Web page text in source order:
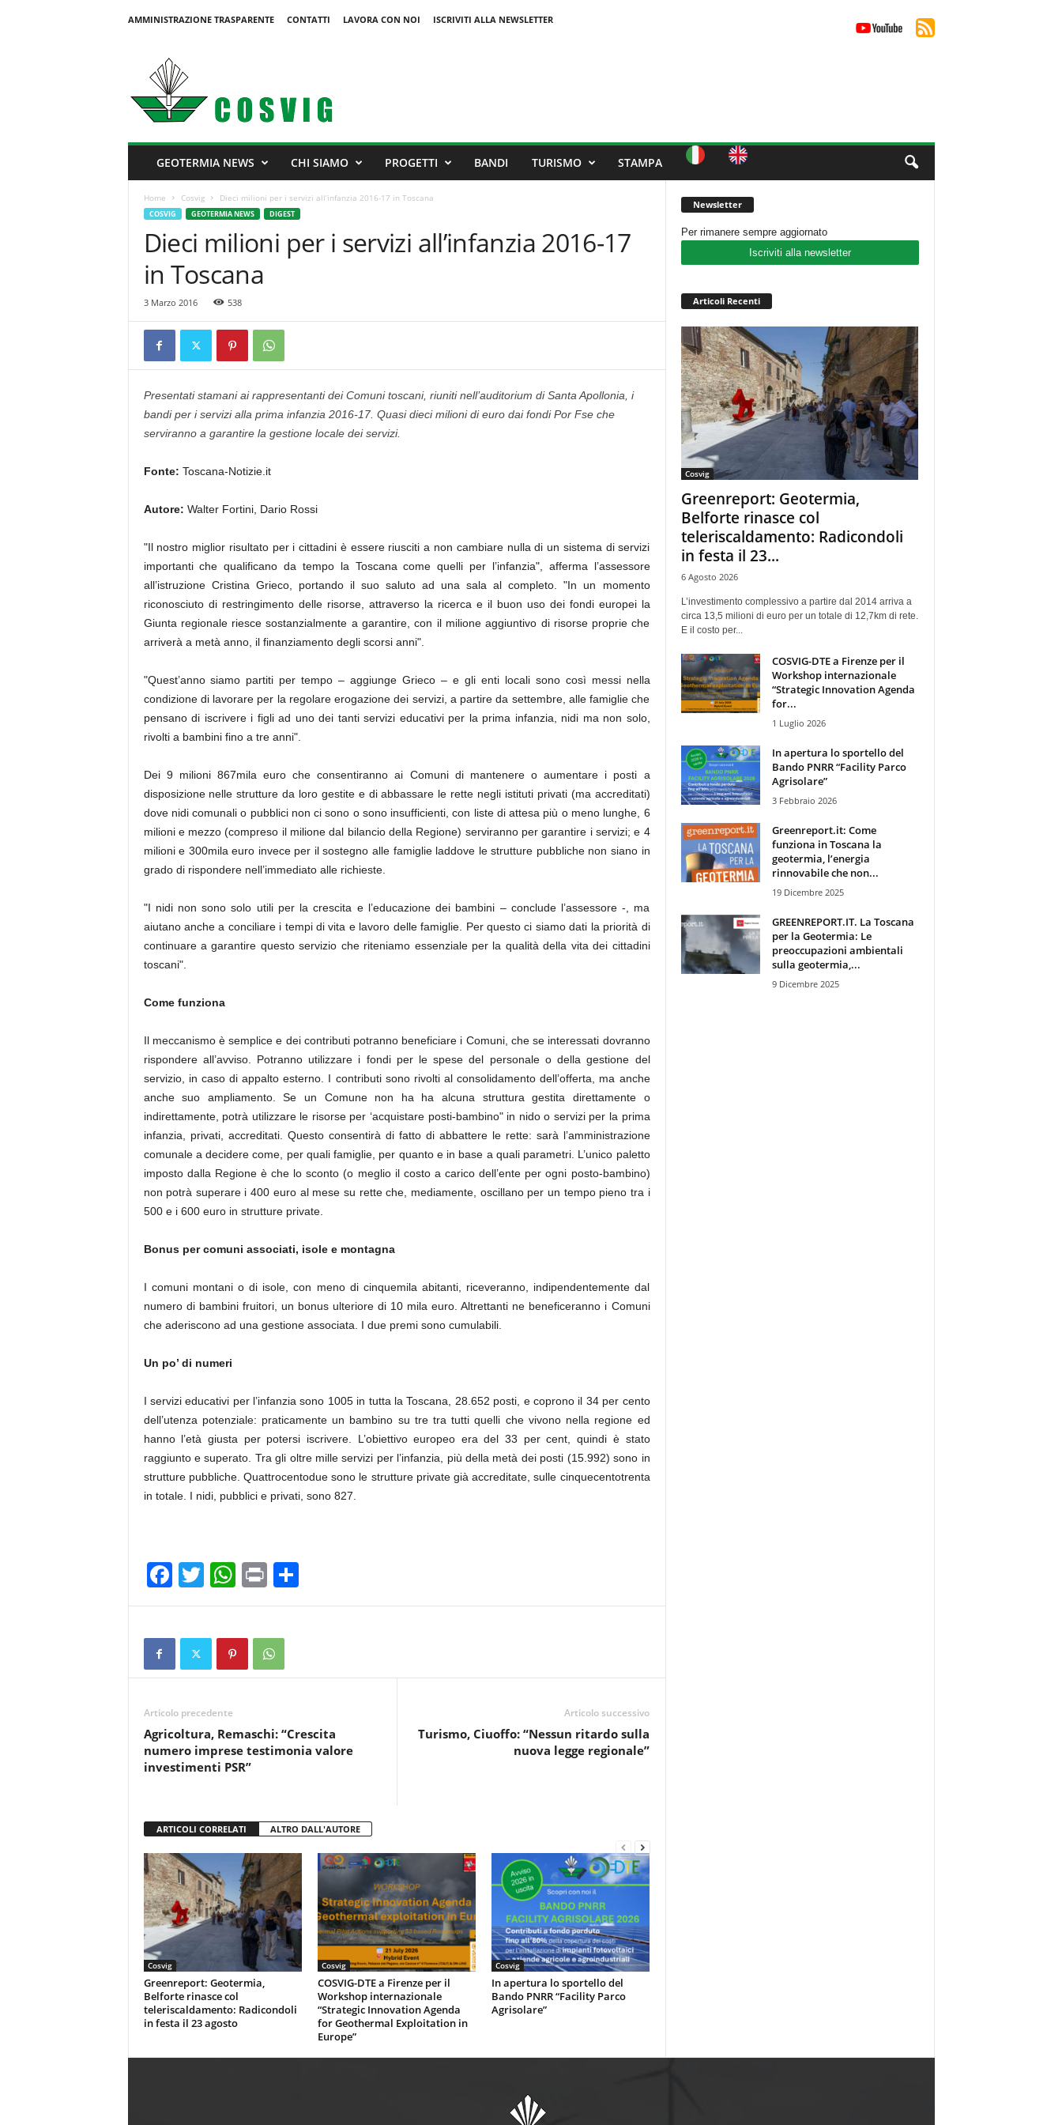
AMMINISTRAZIONE TRASPARENTE CONTATTI LAVORA CON NOI ISCRIVITI ALLA NEWSLETTER
GEOTERMIA NEWS CHI SIAMO PROGETTI BANDI TURISMO STAMPA
Home Cosvig Dieci milioni per i servizi all’infanzia 2016-17 in Toscana
COSVIG GEOTERMIA NEWS DIGEST
Dieci milioni per i servizi all’infanzia 2016-17
in Toscana
3 Marzo 2016 538
Presentati stamani ai rappresentanti dei Comuni toscani, riuniti nell’auditorium di Santa Apollonia, i
bandi per i servizi alla prima infanzia 2016-17. Quasi dieci milioni di euro dai fondi Por Fse che
serviranno a garantire la gestione locale dei servizi.
Fonte: Toscana-Notizie.it
Autore: Walter Fortini, Dario Rossi
"Il nostro miglior risultato per i cittadini è essere riusciti a non cambiare nulla di un sistema di servizi
importanti che qualificano da tempo la Toscana come quelli per l’infanzia", afferma l’assessore
all’istruzione Cristina Grieco, portando il suo saluto ad una sala al completo. "In un momento
riconosciuto di restringimento delle risorse, attraverso la ricerca e il buon uso dei fondi europei la
Giunta regionale riesce sostanzialmente a garantire, con il milione aggiuntivo di risorse proprie che
arriverà a metà anno, il finanziamento degli scorsi anni".
"Quest’anno siamo partiti per tempo – aggiunge Grieco – e gli enti locali sono così messi nella
condizione di lavorare per la regolare erogazione dei servizi, a partire da settembre, alle famiglie che
pensano di iscrivere i figli ad uno dei tanti servizi educativi per la prima infanzia, nidi ma non solo,
rivolti a bambini fino a tre anni".
Dei 9 milioni 867mila euro che consentiranno ai Comuni di mantenere o aumentare i posti a
disposizione nelle strutture da loro gestite e di abbassare le rette negli istituti privati (ma accreditati)
dove nidi comunali o pubblici non ci sono o sono insufficienti, con liste di attesa più o meno lunghe, 6
milioni e mezzo (compreso il milione dal bilancio della Regione) serviranno per garantire i servizi; e 4
milioni e 300mila euro invece per il sostegno alle famiglie laddove le strutture pubbliche non siano in
grado di rispondere nell’immediato alle richieste.
"I nidi non sono solo utili per la crescita e l’educazione dei bambini – conclude l’assessore -, ma
aiutano anche a conciliare i tempi di vita e lavoro delle famiglie. Per questo ci siamo dati la priorità di
continuare a garantire questo servizio che riteniamo essenziale per la qualità della vita dei cittadini
toscani".
Come funziona
Il meccanismo è semplice e dei contributi potranno beneficiare i Comuni, che se interessati dovranno
rispondere all’avviso. Potranno utilizzare i fondi per le spese del personale o della gestione del
servizio, in caso di appalto esterno. I contributi sono rivolti al consolidamento dell’offerta, ma anche
anche suo ampliamento. Se un Comune non ha ha alcuna struttura gestita direttamente o
indirettamente, potrà utilizzare le risorse per ‘acquistare posti-bambino" in nido o servizi per la prima
infanzia, privati, accreditati. Questo consentirà di fatto di abbattere le rette: sarà l’amministrazione
comunale a decidere come, per quali famiglie, per quanto e in base a quali parametri. L’unico paletto
imposto dalla Regione è che lo sconto (o meglio il costo a carico dell’ente per ogni posto-bambino)
non potrà superare i 400 euro al mese su rette che, mediamente, oscillano per un tempo pieno tra i
500 e i 600 euro in strutture private.
Bonus per comuni associati, isole e montagna
I comuni montani o di isole, con meno di cinquemila abitanti, riceveranno, indipendentemente dal
numero di bambini fruitori, un bonus ulteriore di 10 mila euro. Altrettanti ne beneficeranno i Comuni
che aderiscono ad una gestione associata. I due premi sono cumulabili.
Un po’ di numeri
I servizi educativi per l’infanzia sono 1005 in tutta la Toscana, 28.652 posti, e coprono il 34 per cento
dell’utenza potenziale: praticamente un bambino su tre tra tutti quelli che vivono nella regione ed
hanno l’età giusta per potersi iscrivere. L’obiettivo europeo era del 33 per cent, quindi è stato
raggiunto e superato. Tra gli oltre mille servizi per l’infanzia, più della metà dei posti (15.992) sono in
strutture pubbliche. Quattrocentodue sono le strutture private già accreditate, sulle cinquecentotrenta
in totale. I nidi, pubblici e privati, sono 827.
F
a
b
o
k
T
wi
W
h
s
A
p
Pr
in o
vi
Articolo precedente
Agricoltura, Remaschi: “Crescita
numero imprese testimonia valore
investimenti PSR”
Articolo successivo
Turismo, Ciuoffo: “Nessun ritardo sulla
nuova legge regionale”
ARTICOLI CORRELATI ALTRO DALL'AUTORE
Cosvig
Greenreport: Geotermia,
Belforte rinasce col
teleriscaldamento: Radicondoli
in festa il 23 agosto
Cosvig
COSVIG-DTE a Firenze per il
Workshop internazionale
“Strategic Innovation Agenda
for Geothermal Exploitation in
Europe”
Cosvig
In apertura lo sportello del
Bando PNRR “Facility Parco
Agrisolare”
Newsletter
Per rimanere sempre aggiornato
Iscriviti alla newsletter
Articoli Recenti
Cosvig
Greenreport: Geotermia,
Belforte rinasce col
teleriscaldamento: Radicondoli
in festa il 23...
6 Agosto 2026
L’investimento complessivo a partire dal 2014 arriva a
circa 13,5 milioni di euro per un totale di 12,7km di rete.
E il costo per...
COSVIG-DTE a Firenze per il
Workshop internazionale
“Strategic Innovation Agenda
for...
1 Luglio 2026
In apertura lo sportello del
Bando PNRR “Facility Parco
Agrisolare”
3 Febbraio 2026
Greenreport.it: Come
funziona in Toscana la
geotermia, l’energia
rinnovabile che non...
19 Dicembre 2025
GREENREPORT.IT. La Toscana
per la Geotermia: Le
preoccupazioni ambientali
sulla geotermia,...
9 Dicembre 2025